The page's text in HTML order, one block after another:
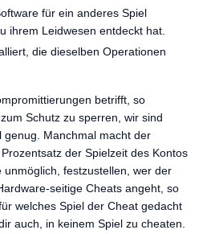
für ein anderes Spiel
ihrem Leidwesen entdeckt hat.
die dieselben Operationen
betrifft, so
Schutz zu sperren, wir sind
genug. Manchmal macht der
der Spielzeit des Kontos
festzustellen, wer der
seitige Cheats angeht, so
welches Spiel der Cheat gedacht
auch, in keinem Spiel zu cheaten.